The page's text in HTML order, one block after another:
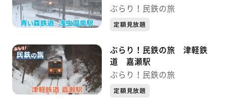
ぶらり！民鉄の旅
定額見放題
ぶらり！民鉄の旅 津軽鉄
道 嘉瀬駅
ぶらり！民鉄の旅
定額見放題